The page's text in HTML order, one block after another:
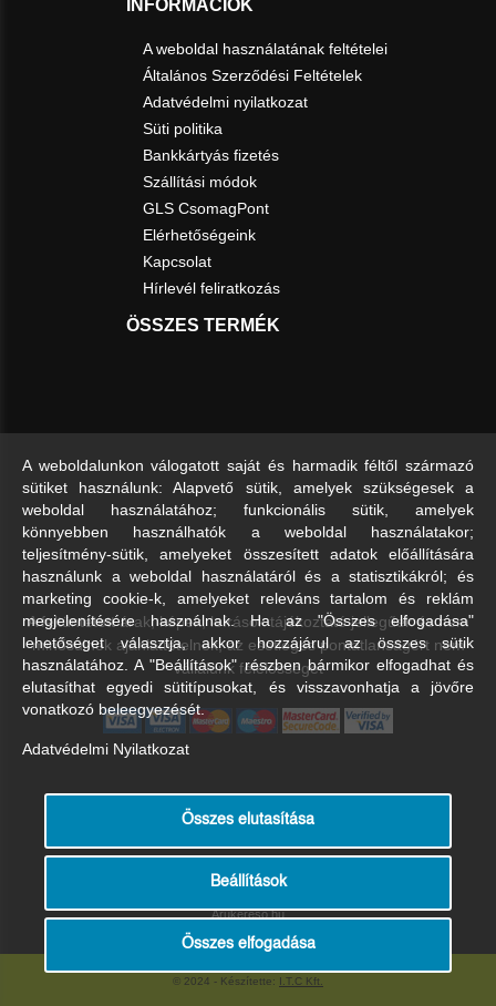
INFORMÁCIÓK
A weboldal használatának feltételei
Általános Szerződési Feltételek
Adatvédelmi nyilatkozat
Süti politika
Bankkártyás fizetés
Szállítási módok
GLS CsomagPont
Elérhetőségeink
Kapcsolat
Hírlevél feliratkozás
ÖSSZES TERMÉK
A feltüntetett árak, képek, leírások tájékoztató jellegűek és nem
minősülnek ajánlattételnek, az esetleges pontatlanságért nem
vállalunk felelősséget
Árukereső.hu
© 2024 - Készítette: I.T.C Kft.
A weboldalunkon válogatott saját és harmadik féltől származó
sütiket használunk: Alapvető sütik, amelyek szükségesek a
weboldal használatához; funkcionális sütik, amelyek
könnyebben használhatók a weboldal használatakor;
teljesítmény-sütik, amelyeket összesített adatok előállítására
használunk a weboldal használatáról és a statisztikákról; és
marketing cookie-k, amelyeket releváns tartalom és reklám
megjelenítésére használnak. Ha az "Összes elfogadása"
lehetőséget választja, akkor hozzájárul az összes sütik
használatához. A "Beállítások" részben bármikor elfogadhat és
elutasíthat egyedi sütitípusokat, és visszavonhatja a jövőre
vonatkozó beleegyezését.
Adatvédelmi Nyilatkozat
Összes elutasítása
Beállítások
Összes elfogadása